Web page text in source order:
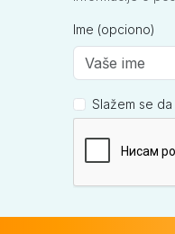
Ime (opciono)
Slažem se